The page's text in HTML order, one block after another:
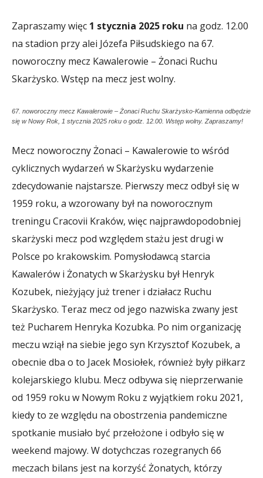
Zapraszamy więc 1 stycznia 2025 roku na godz. 12.00
na stadion przy alei Józefa Piłsudskiego na 67.
noworoczny mecz Kawalerowie – Żonaci Ruchu
Skarżysko. Wstęp na mecz jest wolny.
67. noworoczny mecz Kawalerowie – Żonaci Ruchu Skarżysko-Kamienna odbędzie
się w Nowy Rok, 1 stycznia 2025 roku o godz. 12.00. Wstęp wolny. Zapraszamy!
Mecz noworoczny Żonaci – Kawalerowie to wśród
cyklicznych wydarzeń w Skarżysku wydarzenie
zdecydowanie najstarsze. Pierwszy mecz odbył się w
1959 roku, a wzorowany był na noworocznym
treningu Cracovii Kraków, więc najprawdopodobniej
skarżyski mecz pod względem stażu jest drugi w
Polsce po krakowskim. Pomysłodawcą starcia
Kawalerów i Żonatych w Skarżysku był Henryk
Kozubek, nieżyjący już trener i działacz Ruchu
Skarżysko. Teraz mecz od jego nazwiska zwany jest
też Pucharem Henryka Kozubka. Po nim organizację
meczu wziął na siebie jego syn Krzysztof Kozubek, a
obecnie dba o to Jacek Mosiołek, również były piłkarz
kolejarskiego klubu. Mecz odbywa się nieprzerwanie
od 1959 roku w Nowym Roku z wyjątkiem roku 2021,
kiedy to ze względu na obostrzenia pandemiczne
spotkanie musiało być przełożone i odbyło się w
weekend majowy. W dotychczas rozegranych 66
meczach bilans jest na korzyść Żonatych, którzy